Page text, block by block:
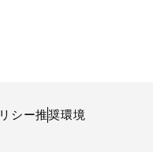
シー推奨環境